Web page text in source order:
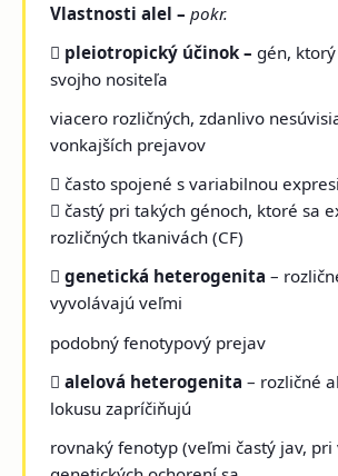
Vlastnosti alel –pokr.
 pleiotropický účinok –gén,
svojho nositeľa
viacero rozličných, zdanlivo
vonkajších prejavov
 často spojené s variabilnou
 častý pri takých génoch, ktoré sa
rozličných tkanivách (CF)
genetická heterogenita–
vyvolávajú veľmi
podobný fenotypový prejav
alelová heterogenita– rozličné
lokusu zapríčiňujú
rovnaký fenotyp (veľmi častý jav, pri